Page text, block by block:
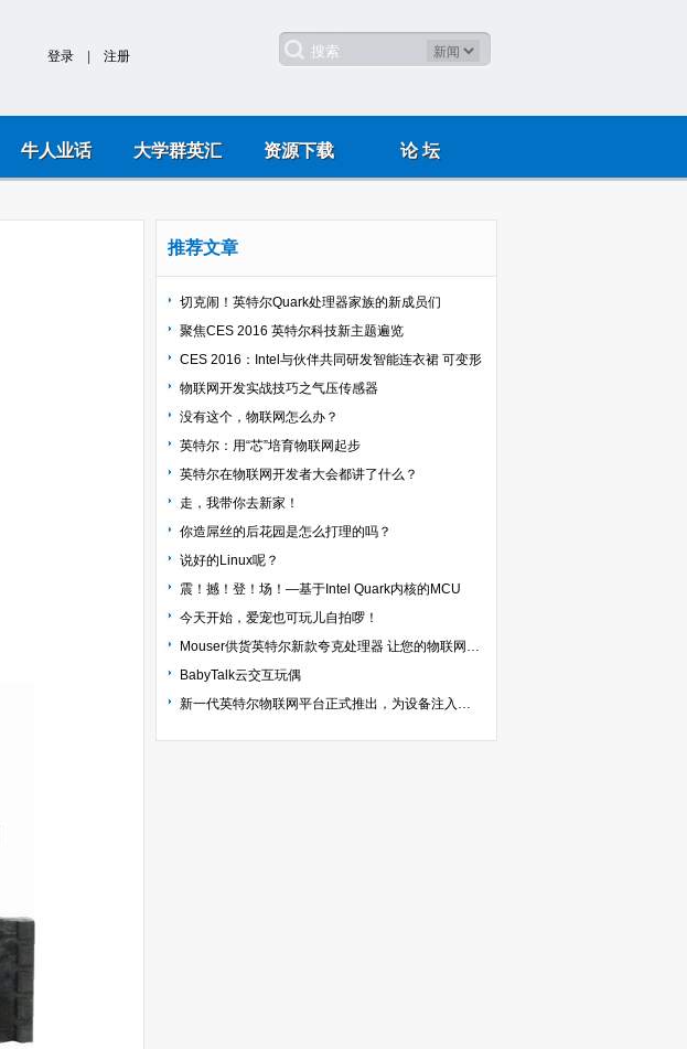
牛人业话 大学群英汇 资源下载 论 坛
推荐文章
切克闹！英特尔Quark处理器家族的新成员们
聚焦CES 2016 英特尔科技新主题遍览
CES 2016：Intel与伙伴共同研发智能连衣裙 可变形
物联网开发实战技巧之气压传感器
没有这个，物联网怎么办？
英特尔：用“芯”培育物联网起步
英特尔在物联网开发者大会都讲了什么？
走，我带你去新家！
你造屌丝的后花园是怎么打理的吗？
说好的Linux呢？
震！撼！登！场！—基于Intel Quark内核的MCU
今天开始，爱宠也可玩儿自拍啰！
Mouser供货英特尔新款夸克处理器 让您的物联网应用开发如虎添翼
BabyTalk云交互玩偶
新一代英特尔物联网平台正式推出，为设备注入智能互联新动能